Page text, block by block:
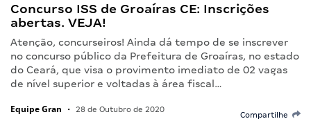
Concurso ISS de Groaíras CE: Inscrições
abertas. VEJA!
Atenção, concurseiros! Ainda dá tempo de se inscrever
no concurso público da Prefeitura de Groaíras, no estado
do Ceará, que visa o provimento imediato de 02 vagas
de nível superior e voltadas à área fiscal…
Equipe Gran • 28 de Outubro de 2020
Compartilhe